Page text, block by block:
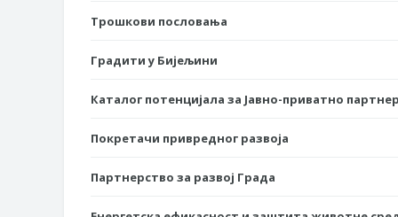
Трошкови пословања
Градити у Бијељини
Каталог потенцијала за Јавно-приватно
Покретачи привредног развоја
Партнерство за развој Града